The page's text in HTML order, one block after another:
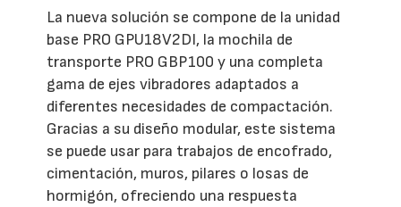
La nueva solución se compone de la unidad
base PRO GPU18V2DI, la mochila de
transporte PRO GBP100 y una completa
gama de ejes vibradores adaptados a
diferentes necesidades de compactación.
Gracias a su diseño modular, este sistema
se puede usar para trabajos de encofrado,
cimentación, muros, pilares o losas de
hormigón, ofreciendo una respuesta